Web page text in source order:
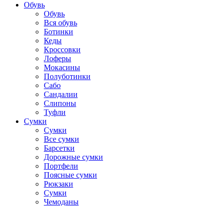
Обувь
Обувь
Вся обувь
Ботинки
Кеды
Кроссовки
Лоферы
Мокасины
Полуботинки
Сабо
Сандалии
Слипоны
Туфли
Сумки
Сумки
Все сумки
Барсетки
Дорожные сумки
Портфели
Поясные сумки
Рюкзаки
Сумки
Чемоданы